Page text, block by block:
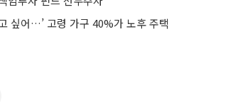
싶어…’ 고령 가구 40%가 노후 주택